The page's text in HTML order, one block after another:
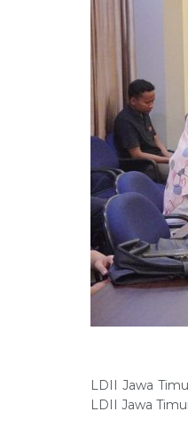
LDII Jawa
LDII Jawa